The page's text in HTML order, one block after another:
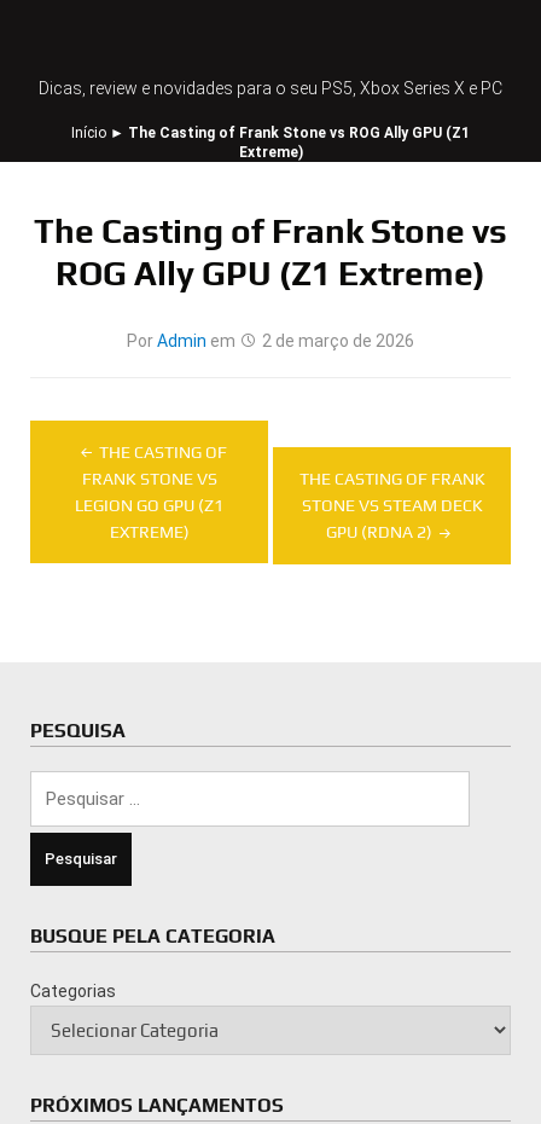
Dicas, review e novidades para o seu PS5, Xbox Series X e PC
Início ► The Casting of Frank Stone vs ROG Ally GPU (Z1
Extreme)
The Casting of Frank Stone vs
ROG Ally GPU (Z1 Extreme)
PorAdmin em 2 de março de 2026
Navegação
de
Post
THE CASTING OF
FRANK STONE VS
LEGION GO GPU (Z1
EXTREME)
THE CASTING OF FRANK
STONE VS STEAM DECK
GPU (RDNA 2)
PESQUISA
BUSQUE PELA CATEGORIA
Categorias
PRÓXIMOS LANÇAMENTOS